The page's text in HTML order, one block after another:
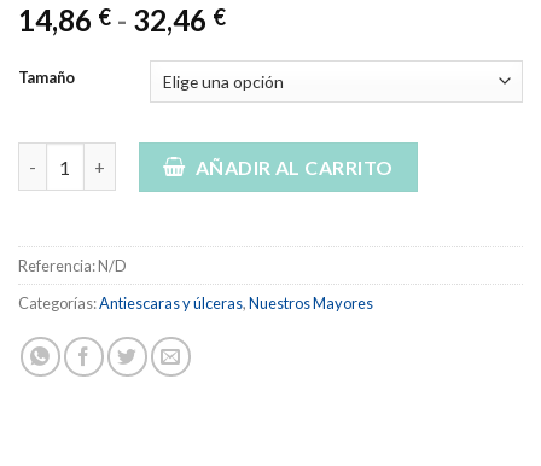
14,86 € - 32,46 €Rango
precios:
desde
14,86 €
hasta
32,46 €
Tamaño
Corpitol Aceite cantidad
AÑADIR AL CARRITO
Referencia:N/D
Categorías:Antiescaras y úlceras,Nuestros Mayores